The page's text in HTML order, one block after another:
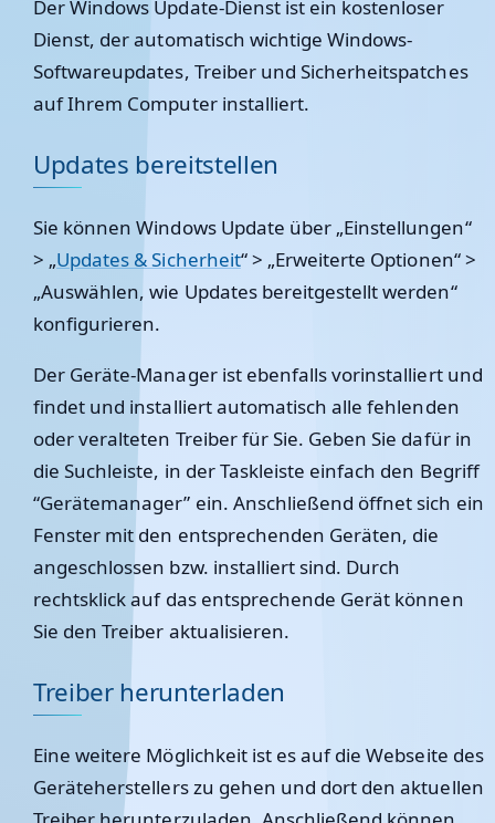
Der Windows Update-Dienst ist ein kostenloser
Dienst, der automatisch wichtige Windows-
Softwareupdates, Treiber und Sicherheitspatches
auf Ihrem Computer installiert.
Updates bereitstellen
Sie können Windows Update über „Einstellungen“
> „Updates & Sicherheit“ > „Erweiterte Optionen“ >
„Auswählen, wie Updates bereitgestellt werden“
konfigurieren.
Der Geräte-Manager ist ebenfalls vorinstalliert und
findet und installiert automatisch alle fehlenden
oder veralteten Treiber für Sie. Geben Sie dafür in
die Suchleiste, in der Taskleiste einfach den Begriff
“Gerätemanager” ein. Anschließend öffnet sich ein
Fenster mit den entsprechenden Geräten, die
angeschlossen bzw. installiert sind. Durch
rechtsklick auf das entsprechende Gerät können
Sie den Treiber aktualisieren.
Treiber herunterladen
Eine weitere Möglichkeit ist es auf die Webseite des
Geräteherstellers zu gehen und dort den aktuellen